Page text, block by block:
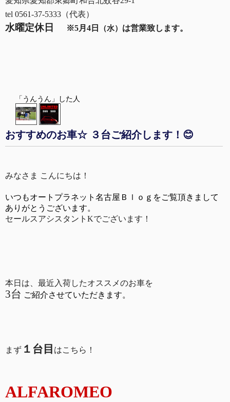
tel 0561-37-5333（代表）
水曜定休日 ※5月4日 （水） は営業致します。
「うんうん」した人
おすすめのお車☆ ３台ご紹介します！😊
みなさま こんにちは！
いつもオートプラネット名古屋Ｂｌｏｇをご覧頂きまして
ありがとうございます。
セールスアシスタントKでございます！
本日は、最近入荷したオススメのお車を
3台 ご紹介させていただきます。
まず １台目 はこちら！
ALFAROMEO